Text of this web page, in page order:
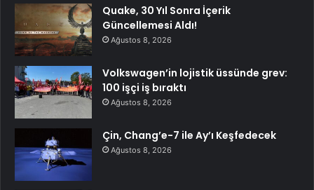
Quake, 30 Yıl Sonra İçerik
Güncellemesi Aldı!
Ağustos 8, 2026
Volkswagen’in lojistik üssünde grev:
100 işçi iş bıraktı
Ağustos 8, 2026
Çin, Chang’e-7 ile Ay’ı Keşfedecek
Ağustos 8, 2026